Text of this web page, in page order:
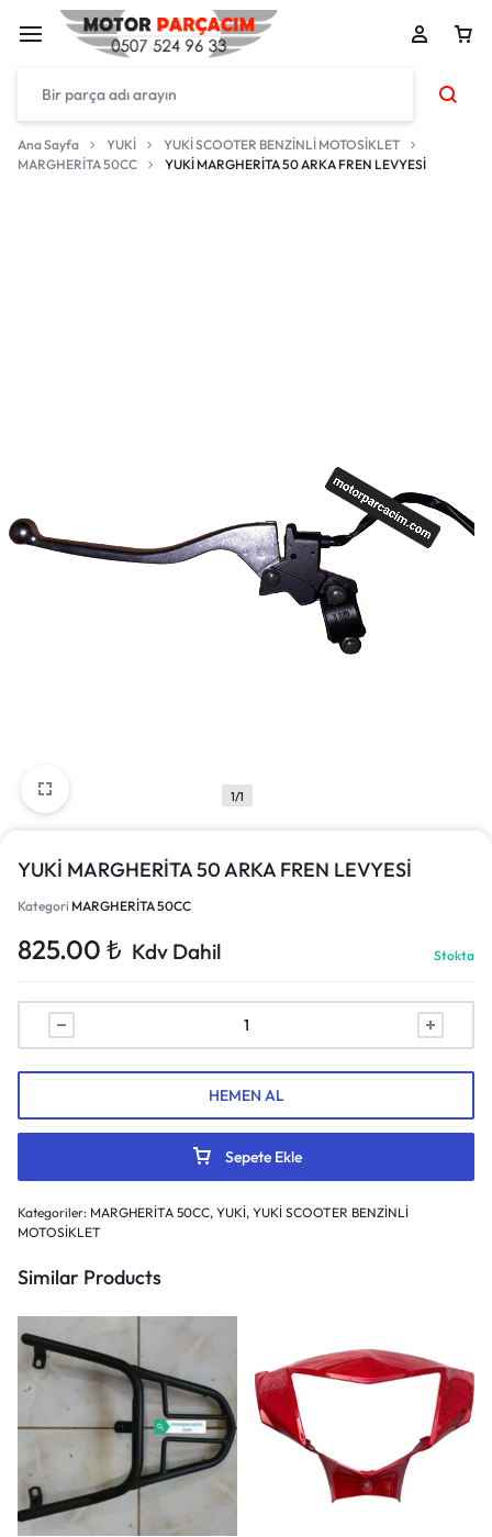
Ana Sayfa YUKİ
YUKİ SCOOTER BENZİNLİ MOTOSİKLET
MARGHERİTA 50CC
YUKİ MARGHERİTA 50 ARKA FREN LEVYESİ
1/1
YUKİ MARGHERİTA 50 ARKA FREN LEVYESİ
Kategori MARGHERİTA 50CC
825.00 ₺ Kdv Dahil Stokta
Sepete Ekle
HEMEN AL
Kategoriler: MARGHERİTA 50CC, YUKİ, YUKİ SCOOTER BENZİNLİ
MOTOSİKLET
Similar Products